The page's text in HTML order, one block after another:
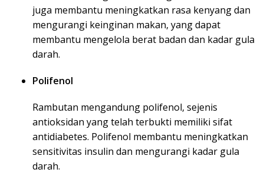
juga membantu meningkatkan rasa kenyang dan
mengurangi keinginan makan, yang dapat
membantu mengelola berat badan dan kadar gula
darah.
Polifenol
Rambutan mengandung polifenol, sejenis
antioksidan yang telah terbukti memiliki sifat
antidiabetes. Polifenol membantu meningkatkan
sensitivitas insulin dan mengurangi kadar gula
darah.